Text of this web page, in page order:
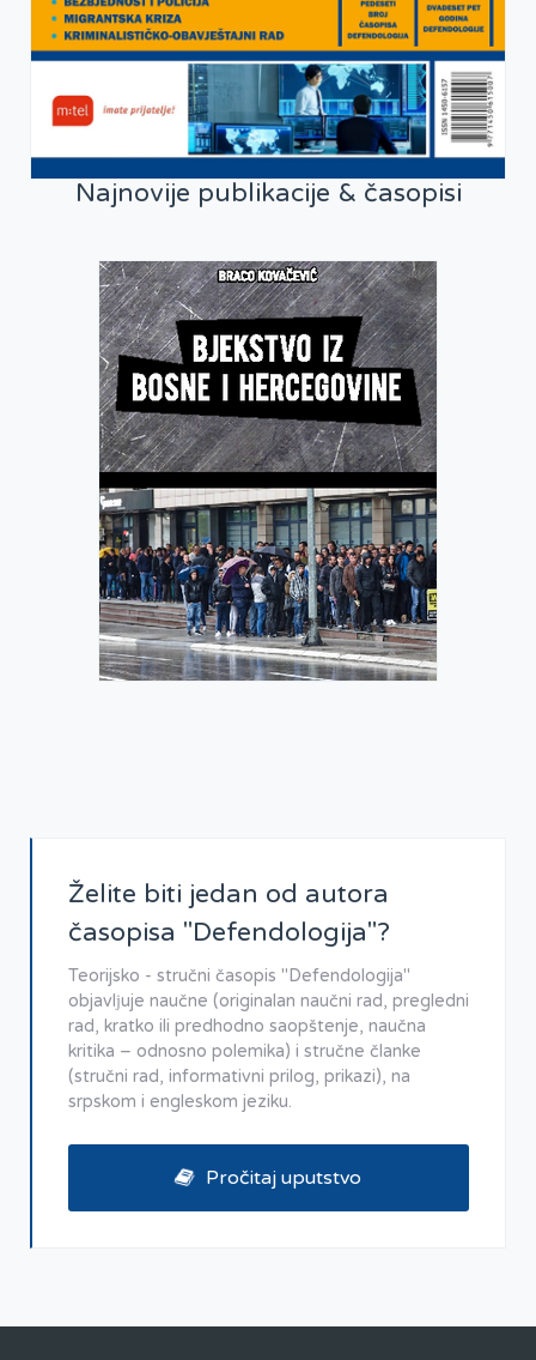
Najnovije publikacije & časopisi
Želite biti jedan od autora
časopisa "Defendologija"?
Teorijsko - stručni časopis "Defendologija"
objavlјuje naučne (originalan naučni rad, pregledni
rad, kratko ili predhodno saopštenje, naučna
kritika – odnosno polemika) i stručne članke
(stručni rad, informativni prilog, prikazi), na
srpskom i engleskom jeziku.
Pročitaj uputstvo